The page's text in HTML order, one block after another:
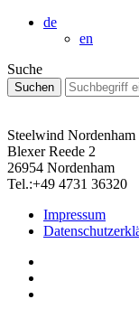
de
en
Suche
Steelwind
Blexer Reede 2
26954 Nordenham
Tel.:+49 4731 36320
Impressum